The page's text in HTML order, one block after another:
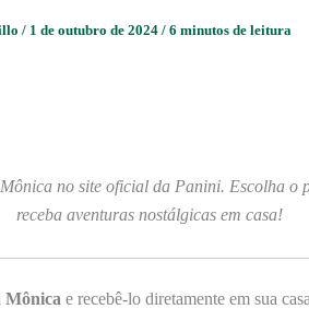
/ 1 de outubro de 2024 / 6 minutos de leitura
no site oficial da Panini. Escolha o
receba aventuras nostálgicas em casa!
Mônica e recebê-lo diretamente em sua